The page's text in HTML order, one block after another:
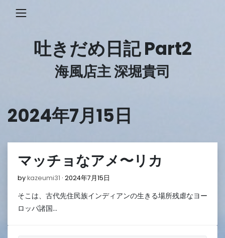
吐きだめ日記 Part2
海風店主 深堀貴司
2024年7月15日
マッチョなアメ〜リカ
bykazeumi31 2024年7月15日
7
そこは、古代先住民族インディアンの生きる場所残虐なヨー
ロッパ諸国…